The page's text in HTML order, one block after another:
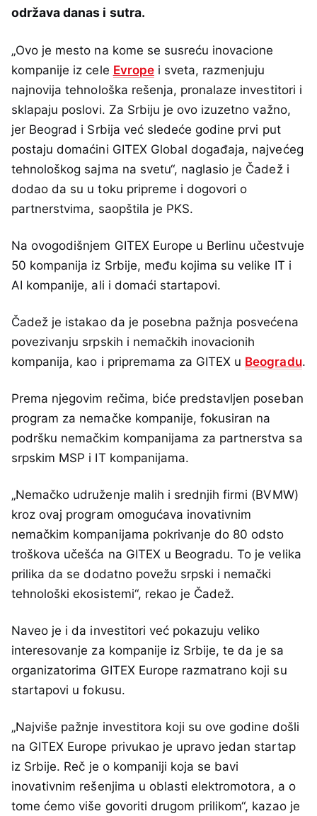
održava danas i sutra.
„Ovo je mesto na kome se susreću inovacione
kompanije iz cele Evropei sveta, razmenjuju
najnovija tehnološka rešenja, pronalaze investitori i
sklapaju poslovi. Za Srbiju je ovo izuzetno važno,
jer Beograd i Srbija već sledeće godine prvi put
postaju domaćini GITEX Global događaja, najvećeg
tehnološkog sajma na svetu“, naglasio je Čadež i
dodao da su u toku pripreme i dogovori o
partnerstvima, saopštila je PKS.
Na ovogodišnjem GITEX Europe u Berlinu učestvuje
50 kompanija iz Srbije, među kojima su velike IT i
AI kompanije, ali i domaći startapovi.
Čadež je istakao da je posebna pažnja posvećena
povezivanju srpskih i nemačkih inovacionih
kompanija, kao i pripremama za GITEX u Beogradu.
Prema njegovim rečima, biće predstavljen poseban
program za nemačke kompanije, fokusiran na
podršku nemačkim kompanijama za partnerstva sa
srpskim MSP i IT kompanijama.
„Nemačko udruženje malih i srednjih firmi (BVMW)
kroz ovaj program omogućava inovativnim
nemačkim kompanijama pokrivanje do 80 odsto
troškova učešća na GITEX u Beogradu. To je velika
prilika da se dodatno povežu srpski i nemački
tehnološki ekosistemi“, rekao je Čadež.
Naveo je i da investitori već pokazuju veliko
interesovanje za kompanije iz Srbije, te da je sa
organizatorima GITEX Europe razmatrano koji su
startapovi u fokusu.
„Najviše pažnje investitora koji su ove godine došli
na GITEX Europe privukao je upravo jedan startap
iz Srbije. Reč je o kompaniji koja se bavi
inovativnim rešenjima u oblasti elektromotora, a o
tome ćemo više govoriti drugom prilikom“, kazao je